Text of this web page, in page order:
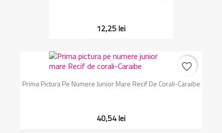
12,25 lei
Prima Pictura Pe Numere Junior Mare Recif De Corali-Caraibe
40,54 lei
favorite_border